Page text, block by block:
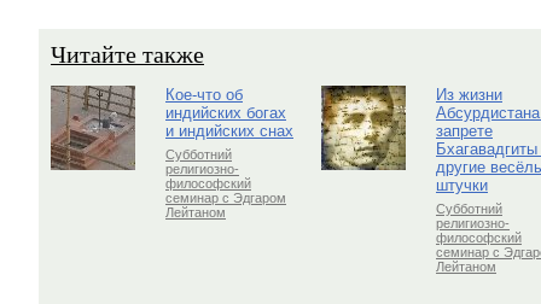
Читайте также
Кое-что об
индийских богах
и индийских снах
Субботний
религиозно-
философский
семинар с Эдгаром
Лейтаном
Из жизни
запрете
Бхагавадгиты
другие
штучки
Субботний
религиозно-
философский
семинар с
Лейтаном